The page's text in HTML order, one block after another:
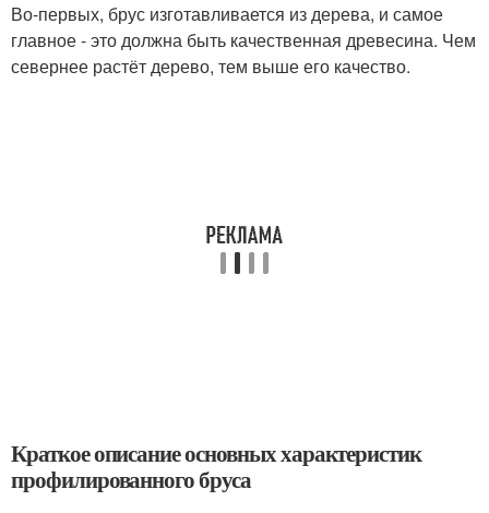
Во-первых, брус изготавливается из дерева, и самое
главное - это должна быть качественная древесина. Чем
севернее растёт дерево, тем выше его качество.
Краткое описание основных характеристик
профилированного бруса